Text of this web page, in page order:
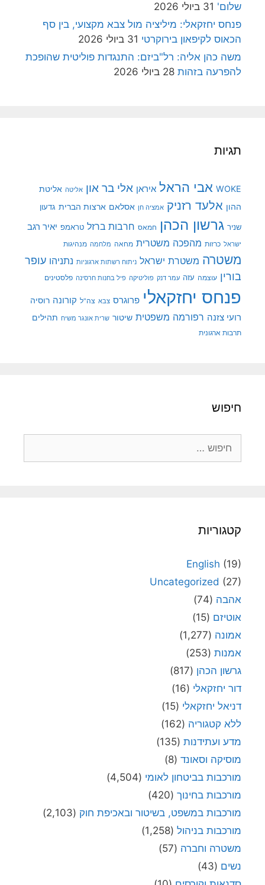
שלום' 31 ביולי 2026
פנחס יחזקאלי: מיליציה מול צבא מקצועי, בין סף
הכאוס לקיפאון בירוקרטי 31 ביולי 2026
משה כהן אליה: רל"ביזם: התנגדות פוליטית שהופכת
להפרעה בזהות 28 ביולי 2026
תגיות
WOKE אבי הראל איראן אלי בר און אליטה אליטת
ההון אלעד רזניק אמציה חן אסלאם ארצות הברית גדעון
שניר גרשון הכהן חמאס חרבות ברזל טראמפ יאיר רגב
ישראל כרזות מהפכה משטרית מחאה מלחמה מנהיגות
משטרה משטרת ישראל ניתוח רשתות ארגוניות נתניהו עופר
בורין עוצמה עזה עמר דנק פוליטיקה פיל בחנות חרסינה פלסטינים
פנחס יחזקאלי פרוגרס צבא צה"ל קורונה רוסיה
רועי צזנה רפורמה משפטית שיטור שרית אונגר משיח תהילים
תרבות ארגונית
חיפוש
קטגוריות
English (19)
Uncategorized (27)
אהבה (74)
אוטיזם (15)
אמונה (1,277)
אמנות (253)
גרשון הכהן (817)
דור יחזקאלי (16)
דניאל יחזקאלי (15)
ללא קטגוריה (162)
מדע ועתידנות (135)
מוסיקה וסאונד (8)
מורכבות בביטחון לאומי (4,504)
מורכבות בחינוך (420)
מורכבות במשפט, בשיטור ובאכיפת חוק (2,103)
מורכבות בניהול (1,258)
משטרה וחברה (57)
נשים (43)